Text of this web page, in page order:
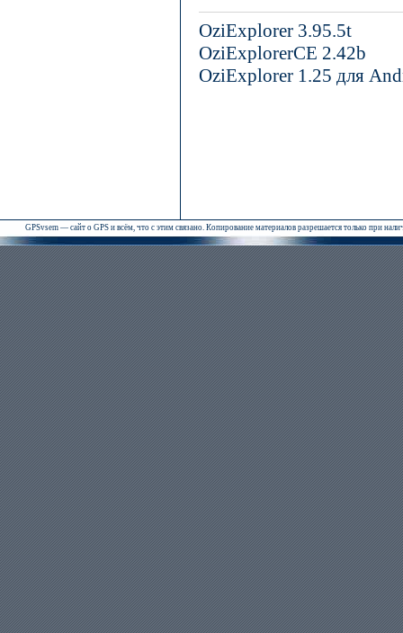
OziExplorer 3.95.5t
OziExplorerCE 2.42b
OziExplorer 1.25 для
GPSvsem — сайт о GPS и всём, что с этим связано. Копирование материалов разрешается только при